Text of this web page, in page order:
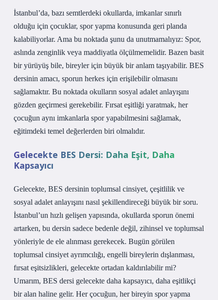
İstanbul’da, bazı semtlerdeki okullarda, imkanlar sınırlı
olduğu için çocuklar, spor yapma konusunda geri planda
kalabiliyorlar. Ama bu noktada şunu da unutmamalıyız: Spor,
aslında zenginlik veya maddiyatla ölçülmemelidir. Bazen basit
bir yürüyüş bile, bireyler için büyük bir anlam taşıyabilir. BES
dersinin amacı, sporun herkes için erişilebilir olmasını
sağlamaktır. Bu noktada okulların sosyal adalet anlayışını
gözden geçirmesi gerekebilir. Fırsat eşitliği yaratmak, her
çocuğun aynı imkanlarla spor yapabilmesini sağlamak,
eğitimdeki temel değerlerden biri olmalıdır.
Gelecekte BES Dersi: Daha Eşit, Daha
Kapsayıcı
Gelecekte, BES dersinin toplumsal cinsiyet, çeşitlilik ve
sosyal adalet anlayışını nasıl şekillendireceği büyük bir soru.
İstanbul’un hızlı gelişen yapısında, okullarda sporun önemi
artarken, bu dersin sadece bedenle değil, zihinsel ve toplumsal
yönleriyle de ele alınması gerekecek. Bugün görülen
toplumsal cinsiyet ayrımcılığı, engelli bireylerin dışlanması,
fırsat eşitsizlikleri, gelecekte ortadan kaldırılabilir mi?
Umarım, BES dersi gelecekte daha kapsayıcı, daha eşitlikçi
bir alan haline gelir. Her çocuğun, her bireyin spor yapma